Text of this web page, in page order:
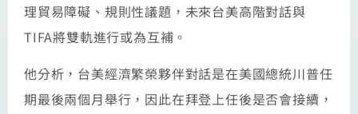
理貿易障礙、規則性議題，未來台美高階對話與
TIFA將雙軌進行或為互補。
他分析，台美經濟繁榮夥伴對話是在美國總統川普任
期最後兩個月舉行，因此在拜登上任後是否會接續，